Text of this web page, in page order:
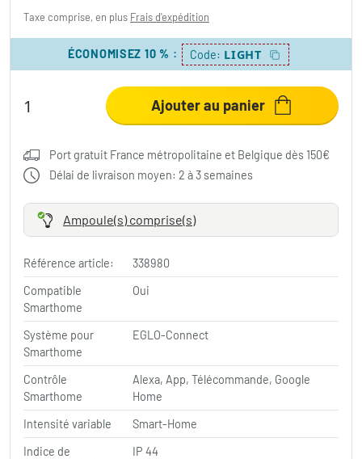
Taxe comprise, en plus Frais d'expédition
ÉCONOMISEZ 10 % : Code: LIGHT
Ajouter au panier
Port gratuit France métropolitaine et Belgique dès 150€
Délai de livraison moyen: 2 à 3 semaines
Ampoule(s) comprise(s)
Référence article:
338980
Compatible
Smarthome
Oui
Système pour
Smarthome
EGLO-Connect
Contrôle
Smarthome
Alexa, App, Télécommande, Google
Home
Intensité variable
Smart-Home
Indice de
IP 44